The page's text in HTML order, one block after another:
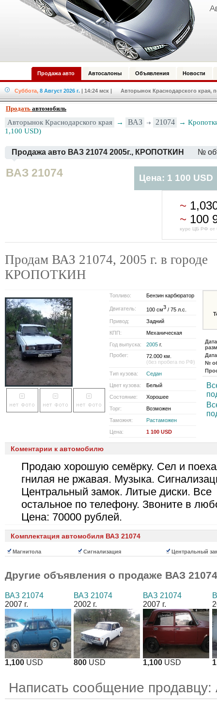
Продажа авто Автосалоны Объявления Новости
Суббота, 8 Август 2026 г. | 14:24 мск | Авторынок Краснодарского края,
Продать автомобиль
Авторынок Краснодарского края → ВАЗ 21074
→
1,100 USD)
Продажа авто ВАЗ 21074 2005г., КРОПОТКИН №
ВАЗ 21074 Цена: 1 100 USD
~
~ 100
курс ЦБ РФ от
Продам ВАЗ 21074, 2005 г. в городе
КРОПОТКИН
Топливо: Бензин карбюратор
Двигатель: 100 см3 / 75 л.с.
Привод:
Задний
КПП:
Механическая
Год выпуска:
2005 г.
Пробег:
72.000 км.
(без пробега по РФ)
Тип кузова:
Седан
Цвет кузова:
Белый
Состояние:
Хорошее
Торг:
Возможен
Таможня:
Растаможен
Цена:
1 100 USD
Дата
№
Коментарии к автомобилю
Продаю хорошую семёрку. Сел и
гнилая не ржавая. Музыка.
Центральный замок. Литые диски. Все
остальное по телефону. Звоните в
Цена: 70000 рублей.
Комплектация автомобиля ВАЗ 21074
Магнитола Сигнализация Центральный
Другие объявления о продаже ВАЗ 21074
ВАЗ 21074
2007 г.
1,100 USD
ВАЗ 21074
2002 г.
800 USD
ВАЗ 21074
2007 г.
1,100 USD
Написать сообщение продавцу: